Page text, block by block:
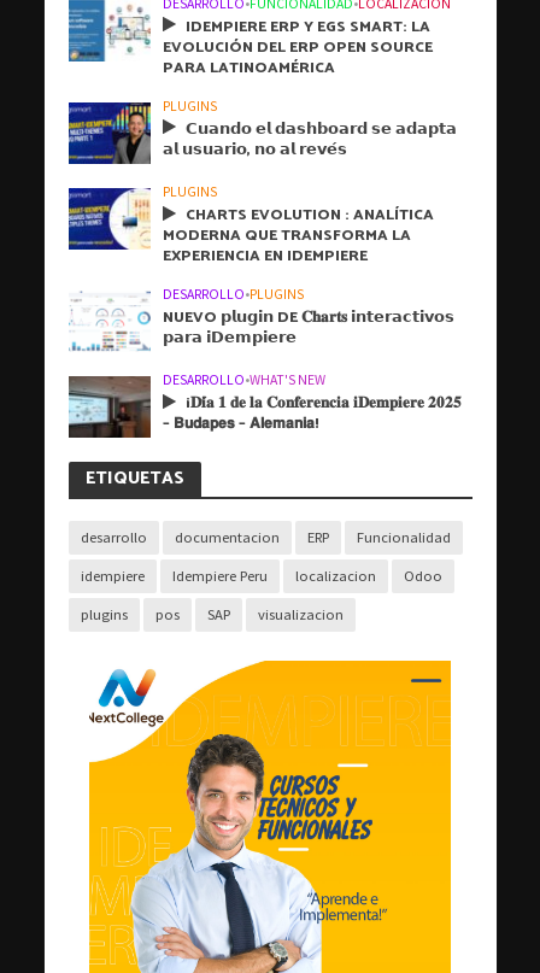
DESARROLLO•FUNCIONALIDAD•LOCALIZACIÓN
IDEMPIERE ERP Y EGS SMART: LA
EVOLUCIÓN DEL ERP OPEN SOURCE
PARA LATINOAMÉRICA
PLUGINS
𝗖𝘂𝗮𝗻𝗱𝗼 𝗲𝗹 𝗱𝗮𝘀𝗵𝗯𝗼𝗮𝗿𝗱 𝘀𝗲 𝗮𝗱𝗮𝗽𝘁𝗮
𝗮𝗹 𝘂𝘀𝘂𝗮𝗿𝗶𝗼, 𝗻𝗼 𝗮𝗹 𝗿𝗲𝘃𝗲́𝘀
PLUGINS
CHARTS EVOLUTION : ANALÍTICA
MODERNA QUE TRANSFORMA LA
EXPERIENCIA EN IDEMPIERE
DESARROLLO•PLUGINS
NUEVO 𝗽𝗹𝘂𝗴𝗶𝗻 DE 𝐂𝐡𝐚𝐫𝐭𝐬 𝗶𝗻𝘁𝗲𝗿𝗮𝗰𝘁𝗶𝘃𝗼𝘀
𝗽𝗮𝗿𝗮 𝗶𝗗𝗲𝗺𝗽𝗶𝗲𝗿𝗲
DESARROLLO•WHAT'S NEW
¡𝐃𝐢́𝐚 𝟏 𝐝𝐞 𝐥𝐚 𝐂𝐨𝐧𝐟𝐞𝐫𝐞𝐧𝐜𝐢𝐚 𝐢𝐃𝐞𝐦𝐩𝐢𝐞𝐫𝐞 𝟐𝟎𝟐𝟓
– 𝗕𝘂𝗱𝗮𝗽𝗲𝘀 – 𝗔𝗹𝗲𝗺𝗮𝗻𝗶𝗮!
ETIQUETAS
desarrollo documentacion ERP Funcionalidad
idempiere Idempiere Peru localizacion Odoo
plugins pos SAP visualizacion